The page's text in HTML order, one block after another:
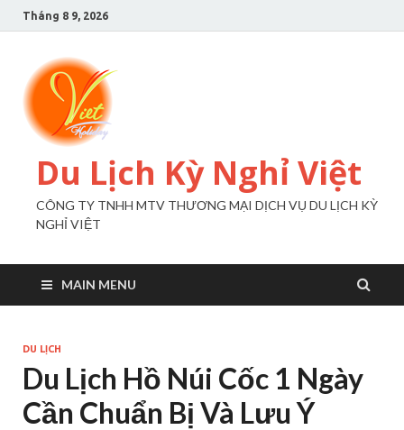
Tháng 8 9, 2026
Du Lịch Kỳ Nghỉ Việt
CÔNG TY TNHH MTV THƯƠNG MẠI DỊCH VỤ DU LỊCH KỲ
NGHỈ VIỆT
MAIN MENU
DU LỊCH
Du Lịch Hồ Núi Cốc 1 Ngày
Cần Chuẩn Bị Và Lưu Ý